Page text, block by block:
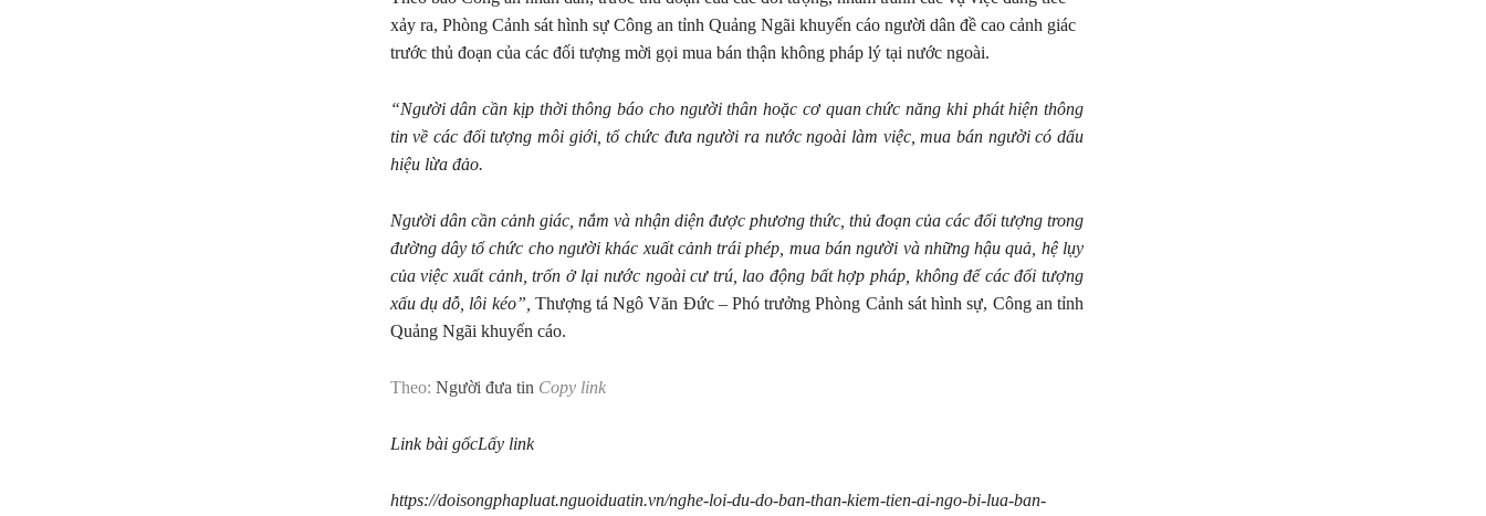
xảy ra, Phòng Cảnh sát hình sự Công an tỉnh Quảng Ngãi khuyến cáo người dân đề cao cảnh giác
trước thủ đoạn của các đối tượng mời gọi mua bán thận không pháp lý tại nước ngoài.
“Người dân cần kịp thời thông báo cho người thân hoặc cơ quan chức năng khi phát hiện thông
tin về các đối tượng môi giới, tổ chức đưa người ra nước ngoài làm việc, mua bán người có dấu
hiệu lừa đảo.
Người dân cần cảnh giác, nắm và nhận diện được phương thức, thủ đoạn của các đối tượng trong
đường dây tổ chức cho người khác xuất cảnh trái phép, mua bán người và những hậu quả, hệ lụy
của việc xuất cảnh, trốn ở lại nước ngoài cư trú, lao động bất hợp pháp, không để các đối tượng
xấu dụ dỗ, lôi kéo”, Thượng tá Ngô Văn Đức – Phó trưởng Phòng Cảnh sát hình sự, Công an tỉnh
Quảng Ngãi khuyến cáo.
Theo: Người đưa tin Copy link
Link bài gốcLấy link
https://doisongphapluat.nguoiduatin.vn/nghe-loi-du-do-ban-than-kiem-tien-ai-ngo-bi-lua-ban-